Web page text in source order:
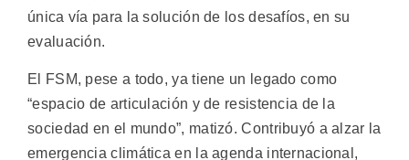
única vía para la solución de los desafíos, en su
evaluación.
El FSM, pese a todo, ya tiene un legado como
“espacio de articulación y de resistencia de la
sociedad en el mundo”, matizó. Contribuyó a alzar la
emergencia climática en la agenda internacional,